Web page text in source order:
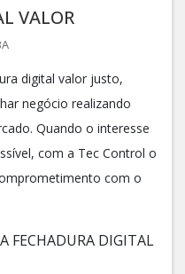
VALOR
digital valor justo,
negócio realizando
Quando o interesse
com a Tec Control o
com o
FECHADURA DIGITAL